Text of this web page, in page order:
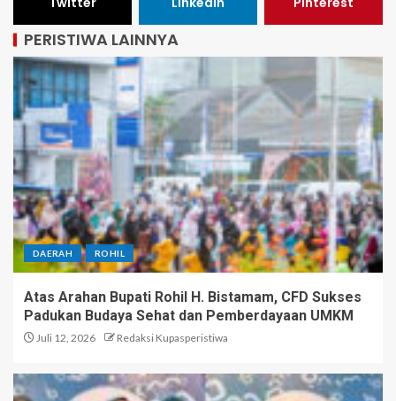
PERISTIWA LAINNYA
DAERAH ROHIL
Atas Arahan Bupati Rohil H. Bistamam, CFD Sukses
Padukan Budaya Sehat dan Pemberdayaan UMKM
Juli 12, 2026 Redaksi Kupasperistiwa